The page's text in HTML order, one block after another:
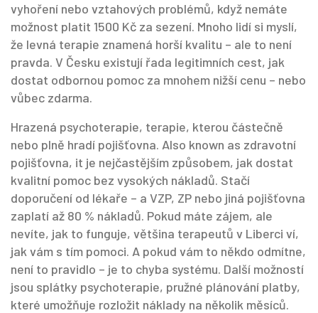
vyhoření nebo vztahových problémů, když nemáte
možnost platit 1500 Kč za sezení. Mnoho lidí si myslí,
že levná terapie znamená horší kvalitu – ale to není
pravda. V Česku existují řada legitimních cest, jak
dostat odbornou pomoc za mnohem nižší cenu – nebo
vůbec zdarma.
Hrazená psychoterapie, terapie, kterou částečně
nebo plně hradí pojišťovna. Also known as zdravotní
pojišťovna, it je nejčastějším způsobem, jak dostat
kvalitní pomoc bez vysokých nákladů. Stačí
doporučení od lékaře – a VZP, ZP nebo jiná pojišťovna
zaplatí až 80 % nákladů. Pokud máte zájem, ale
nevíte, jak to funguje, většina terapeutů v Liberci ví,
jak vám s tím pomoci. A pokud vám to někdo odmítne,
není to pravidlo – je to chyba systému. Další možností
jsou splátky psychoterapie, pružné plánování platby,
které umožňuje rozložit náklady na několik měsíců.